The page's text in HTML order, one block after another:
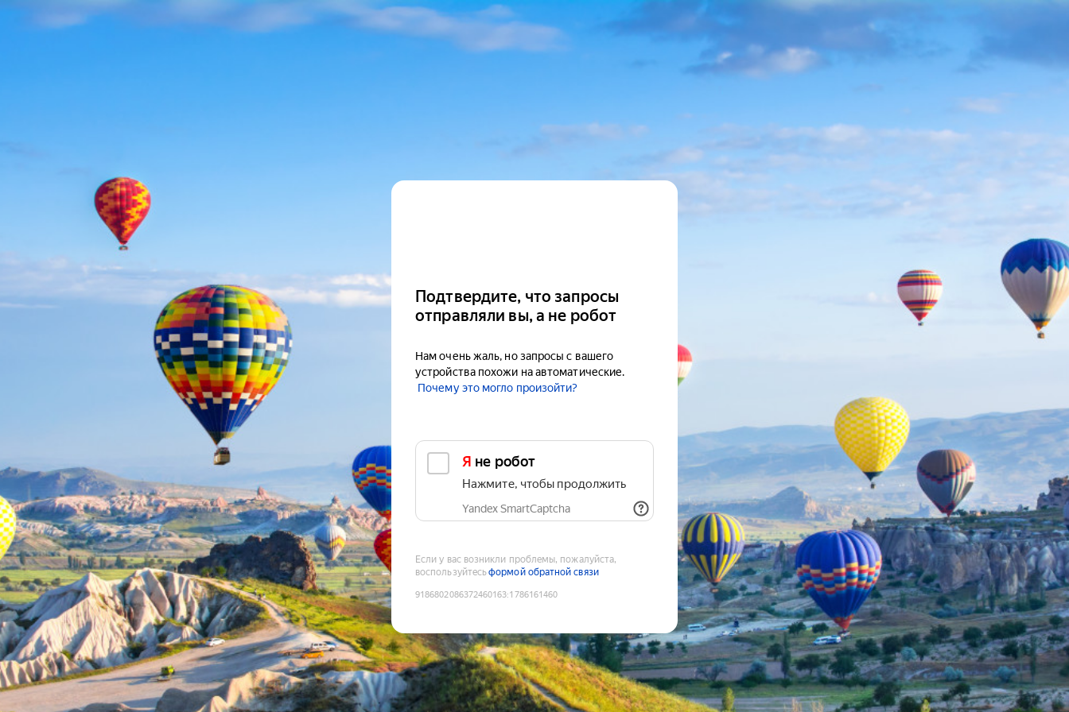
Подтвердите, что запросы
отправляли вы, а не робот
Нам очень жаль, но запросы с вашего
устройства похожи на автоматические.
Почему это могло произойти?
Я не робот
Нажмите, чтобы продолжить
Yandex SmartCaptcha
Если у вас возникли проблемы, пожалуйста,
воспользуйтесьформой обратной связи
9186802086372460163:1786161460